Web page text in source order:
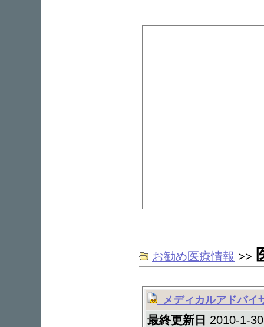
お勧め医療情報 >>
メディカルアドバイ
最終更新日 2010-1-